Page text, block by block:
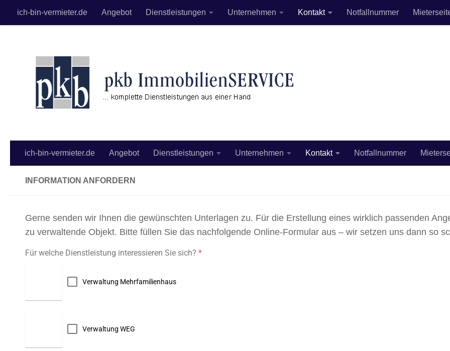
Zum Inhalt springen
ich-bin-vermieter.de Angebot Dienstleistungen Unternehmen Kontakt Notfallnummer
ich-bin-vermieter.de Angebot Dienstleistungen Unternehmen Kontakt Notfallnummer
INFORMATION ANFORDERN
Gerne senden wir Ihnen die gewünschten Unterlagen zu. Für die Erstellung eines wirklich passenden
zu verwaltende Objekt. Bitte füllen Sie das nachfolgende Online-Formular aus – wir setzen uns dann so
Für welche Dienstleistung interessieren Sie sich? *
Verwaltung Mehrfamilienhaus
Verwaltung WEG